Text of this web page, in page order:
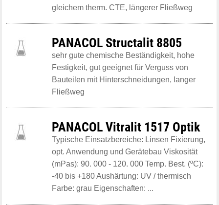
gleichem therm. CTE, längerer Fließweg
PANACOL Structalit 8805
sehr gute chemische Beständigkeit, hohe
Festigkeit, gut geeignet für Verguss von
Bauteilen mit Hinterschneidungen, langer
Fließweg
PANACOL Vitralit 1517 Optik
Typische Einsatzbereiche: Linsen Fixierung,
opt. Anwendung und Gerätebau Viskosität
(mPas): 90. 000 - 120. 000 Temp. Best. (ºC):
-40 bis +180 Aushärtung: UV / thermisch
Farbe: grau Eigenschaften: ...